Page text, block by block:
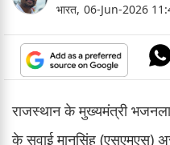
भारत, 06-Jun-2026
राजस्थान के मुख्यमंत्री
के सवाई मानसिंह (एसएमएस)